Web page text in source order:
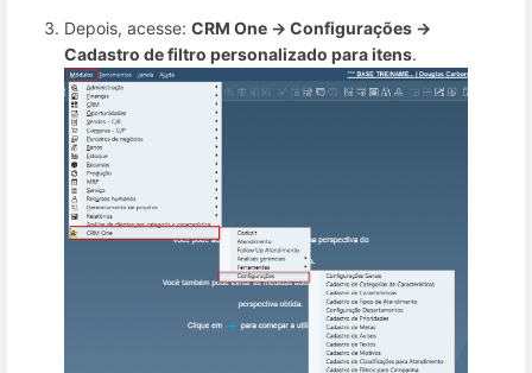
Depois, acesse: CRM One → Configurações →
Cadastro de filtro personalizado para itens.